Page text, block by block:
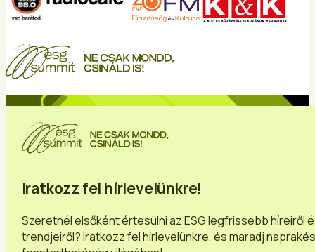
Iratkozz fel hírlevelünkre!
Szeretnél elsőként értesülni az ESG legfrissebb híreiről
trendjeiről? Iratkozz fel hírlevelünkre, és maradj